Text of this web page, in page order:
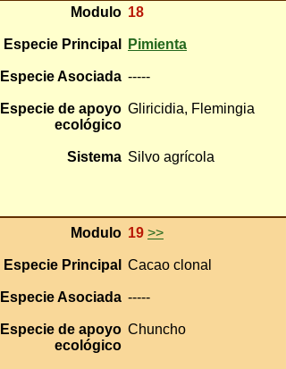
Modulo
Especie Principal
Especie Asociada
Especie de apoyo
ecológico
Sistema
18
Pimienta
-----
Gliricidia, Flemingia
Silvo agrícola
Modulo
Especie Principal
Especie Asociada
Especie de apoyo
ecológico
19 >>
Cacao clonal
-----
Chuncho